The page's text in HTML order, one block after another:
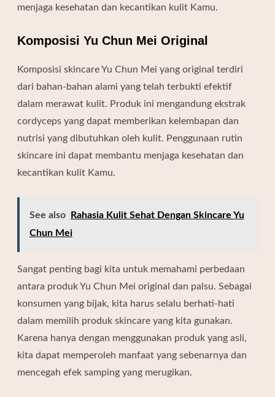
menjaga kesehatan dan kecantikan kulit Kamu.
Komposisi Yu Chun Mei Original
Komposisi skincare Yu Chun Mei yang original terdiri
dari bahan-bahan alami yang telah terbukti efektif
dalam merawat kulit. Produk ini mengandung ekstrak
cordyceps yang dapat memberikan kelembapan dan
nutrisi yang dibutuhkan oleh kulit. Penggunaan rutin
skincare ini dapat membantu menjaga kesehatan dan
kecantikan kulit Kamu.
See also
Rahasia Kulit Sehat Dengan Skincare Yu
Chun Mei
Sangat penting bagi kita untuk memahami perbedaan
antara produk Yu Chun Mei original dan palsu. Sebagai
konsumen yang bijak, kita harus selalu berhati-hati
dalam memilih produk skincare yang kita gunakan.
Karena hanya dengan menggunakan produk yang asli,
kita dapat memperoleh manfaat yang sebenarnya dan
mencegah efek samping yang merugikan.